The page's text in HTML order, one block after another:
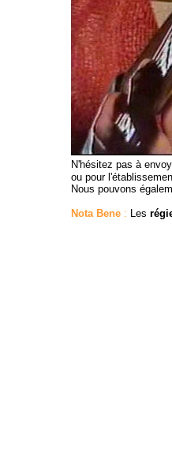
N'hésitez pas à
ou pour
Nous pouvons
Nota Bene : Les r